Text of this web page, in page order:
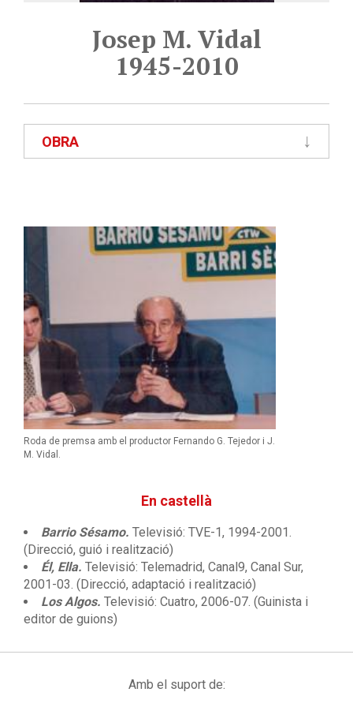
Josep M. Vidal
1945-2010
OBRA
Roda de premsa amb el productor Fernando G. Tejedor i J.
M. Vidal.
En castellà
Barrio Sésamo. Televisió: TVE-1, 1994-2001.
(Direcció, guió i realització)
Él, Ella. Televisió: Telemadrid, Canal9, Canal Sur,
2001-03. (Direcció, adaptació i realització)
Los Algos. Televisió: Cuatro, 2006-07. (Guinista i
editor de guions)
Amb el suport de: